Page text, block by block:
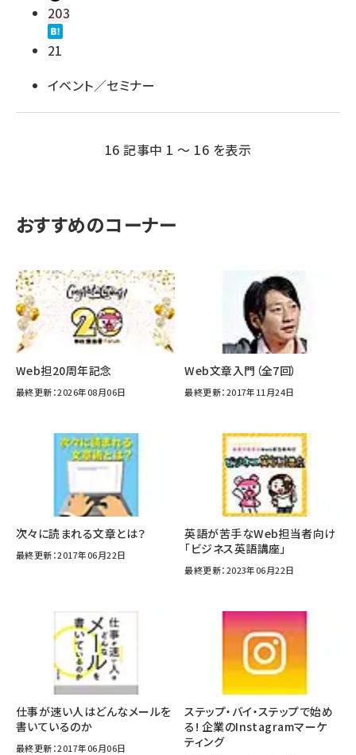
203
21
イベント／セミナー
16 記事中 1 ～ 16 を表示
おすすめのコーナー
Web担20周年記念
最終更新：2026年08月06日
Web文章入門（全7回）
最終更新：2017年11月24日
次々に読まれる文章とは？
最終更新：2017年06月22日
英語が苦手なWeb担当者向け
「ビジネス英語講座」
最終更新：2023年06月22日
仕事が速い人はどんなメールを
書いているのか
最終更新：2017年06月06日
ステップ・バイ・ステップで始め
る! 企業のInstagramマーケ
ティング